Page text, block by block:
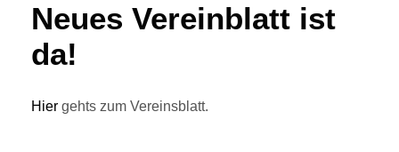
Neues Vereinblatt ist
da!
Hier gehts zum Vereinsblatt.